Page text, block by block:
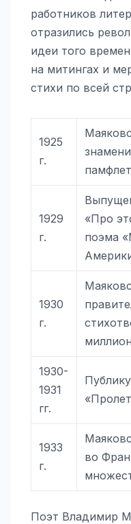
работников
отразились
идеи того
на митингах и
стихи по всей
1925
г.
1929
г.
«Про
поэма
1930
г.
1930-
1931
гг.
1933
г.
во
Поэт Владимир